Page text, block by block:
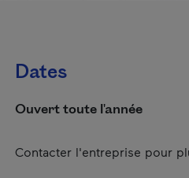
Dates
Ouvert toute l'année
Contacter l'entreprise pour